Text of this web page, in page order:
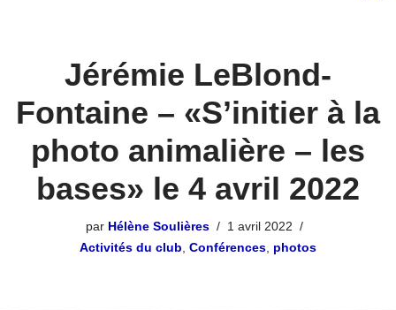
Jérémie LeBlond-
Fontaine – «S’initier à la
photo animalière – les
bases» le 4 avril 2022
par Hélène Soulières
1 avril 2022
Activités du club Conférences photos